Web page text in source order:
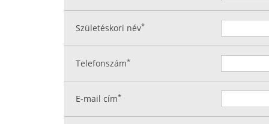
Születéskori név*
Telefonszám*
E-mail cím*